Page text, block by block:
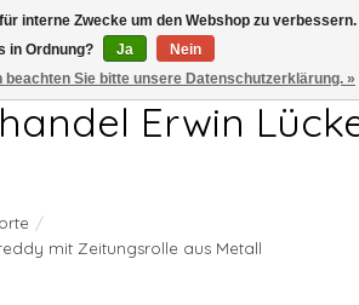
7.00-17.00Uhr FR 7.00-13.00Uhr
Erwin
/
mit Zeitungsrolle aus Metall
interne Zwecke um den Webshop zu verbessern.
in Ordnung?
Ja
Nein
beachten Sie bitte unsere Datenschutzerklärung. »